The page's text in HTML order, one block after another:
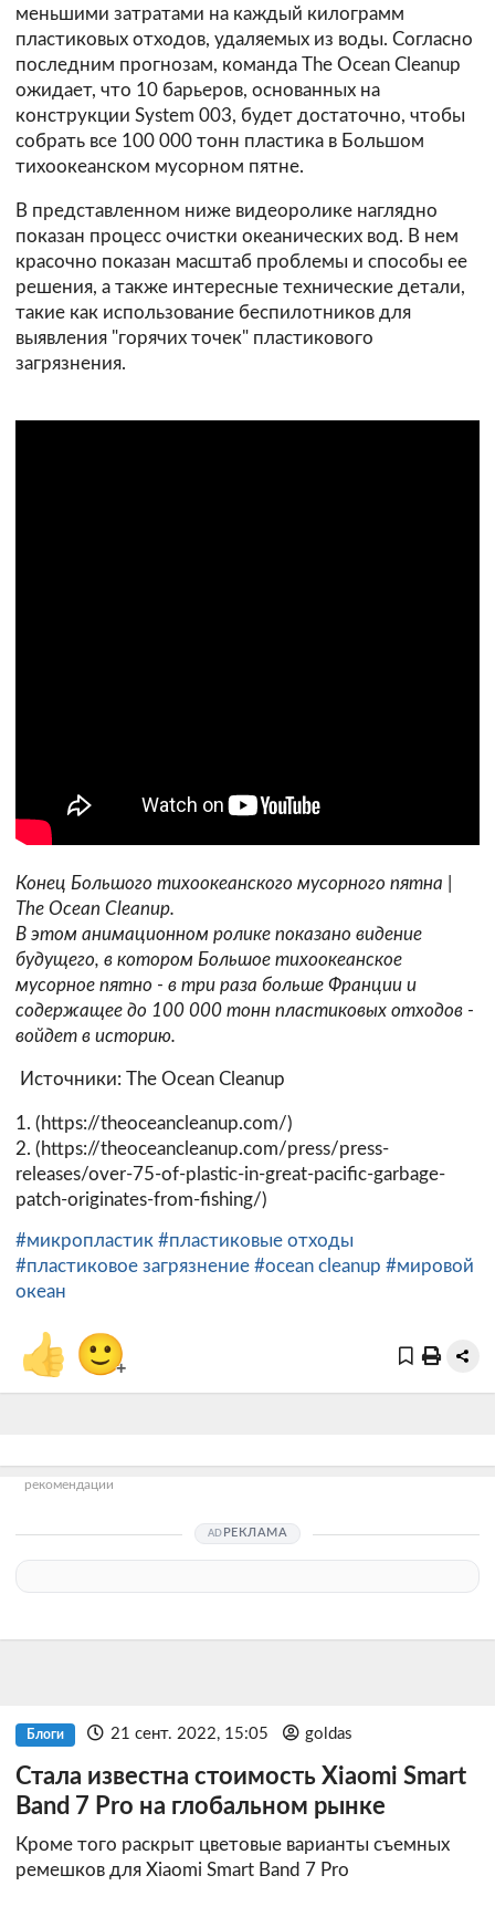
меньшими затратами на каждый килограмм
пластиковых отходов, удаляемых из воды. Согласно
последним прогнозам, команда The Ocean Cleanup
ожидает, что 10 барьеров, основанных на
конструкции System 003, будет достаточно, чтобы
собрать все 100 000 тонн пластика в Большом
тихоокеанском мусорном пятне.
В представленном ниже видеоролике наглядно
показан процесс очистки океанических вод. В нем
красочно показан масштаб проблемы и способы ее
решения, а также интересные технические детали,
такие как использование беспилотников для
выявления "горячих точек" пластикового
загрязнения.
Конец Большого тихоокеанского мусорного пятна |
The Ocean Cleanup.
В этом анимационном ролике показано видение
будущего, в котором Большое тихоокеанское
мусорное пятно - в три раза больше Франции и
содержащее до 100 000 тонн пластиковых отходов -
войдет в историю.
Источники: The Ocean Cleanup
1. (https://theoceancleanup.com/)
2. (https://theoceancleanup.com/press/press-
releases/over-75-of-plastic-in-great-pacific-garbage-
patch-originates-from-fishing/)
#микропластик #пластиковые отходы
#пластиковое загрязнение #ocean cleanup #мировой
океан
👍 🙂+
рекомендации
РЕКЛАМА
Блоги 21 сент. 2022, 15:05 goldas
Стала известна стоимость Xiaomi Smart
Band 7 Pro на глобальном рынке
Кроме того раскрыт цветовые варианты съемных
ремешков для Xiaomi Smart Band 7 Pro